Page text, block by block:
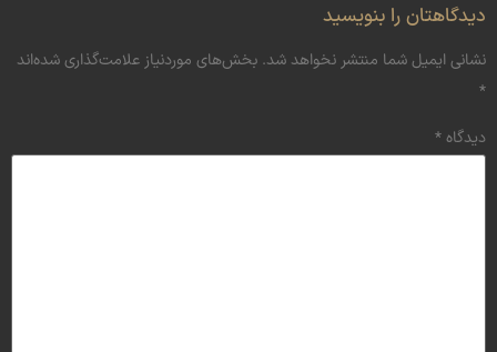
دیدگاهتان را بنویسید
نشانی ایمیل شما منتشر نخواهد شد. بخش‌های موردنیاز علامت‌گذاری شده‌اند
*
دیدگاه*